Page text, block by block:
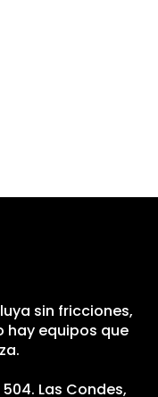
sin fricciones,
hay equipos que
504. Las Condes,